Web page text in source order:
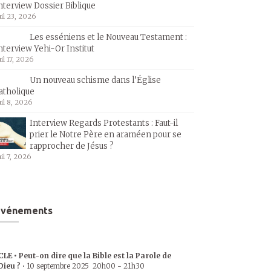
Dossier Biblique
23, 2026
Les esséniens et le Nouveau Testament :
Yehi-Or Institut
17, 2026
Un nouveau schisme dans l’Église
8, 2026
Interview Regards Protestants : Faut-il
prier le Notre Père en araméen pour se
rapprocher de Jésus ?
7, 2026
• Peut-on dire que la Bible est la Parole de
? • 10 septembre 2025 20h00 - 21h30